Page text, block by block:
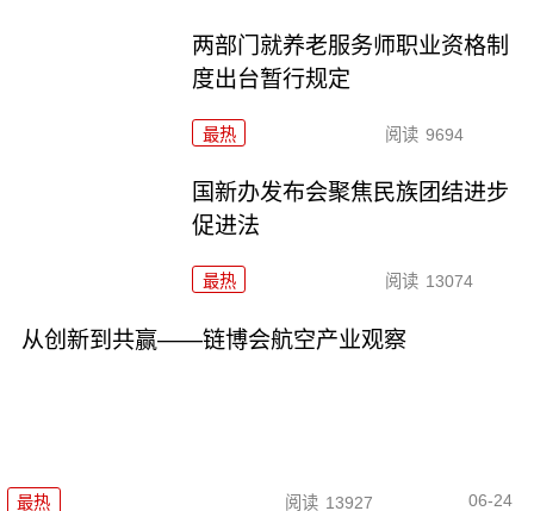
两部门就养老服务师职业资格制
度出台暂行规定
最热 阅读 9694
国新办发布会聚焦民族团结进步
促进法
最热 阅读 13074
从创新到共赢——链博会航空产业观察
最热 阅读 13927 06-24